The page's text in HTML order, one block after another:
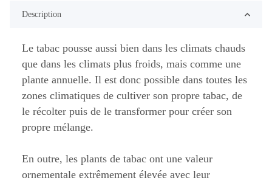
Description
Le tabac pousse aussi bien dans les climats chauds
que dans les climats plus froids, mais comme une
plante annuelle. Il est donc possible dans toutes les
zones climatiques de cultiver son propre tabac, de
le récolter puis de le transformer pour créer son
propre mélange.
En outre, les plants de tabac ont une valeur
ornementale extrêmement élevée avec leur